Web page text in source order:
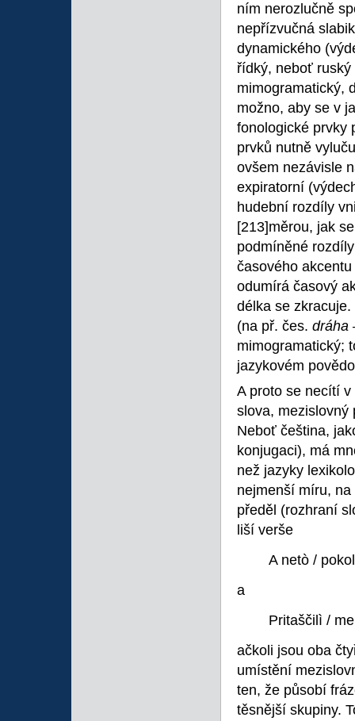
ním nerozlučně
nepřízvučná
dynamického
řídký, neboť
mimogramatický,
možno, aby se v
fonologické prvky
prvků nutně
ovšem nezávisle
expiratorní
hudební rozdíly
[213]měrou, jak
podmíněné
časového
odumírá časový
délka se
(na př. čes. dráha
mimogramatický;
jazykovém
A proto se necítí
slova, mezislovný
Neboť čeština,
konjugaci), má
než jazyky
nejmenší míru,
předěl (rozhraní
liší verše
A netò /
a
Pritaščilì /
ačkoli jsou oba
umístění
ten, že působí
těsnější skupiny.